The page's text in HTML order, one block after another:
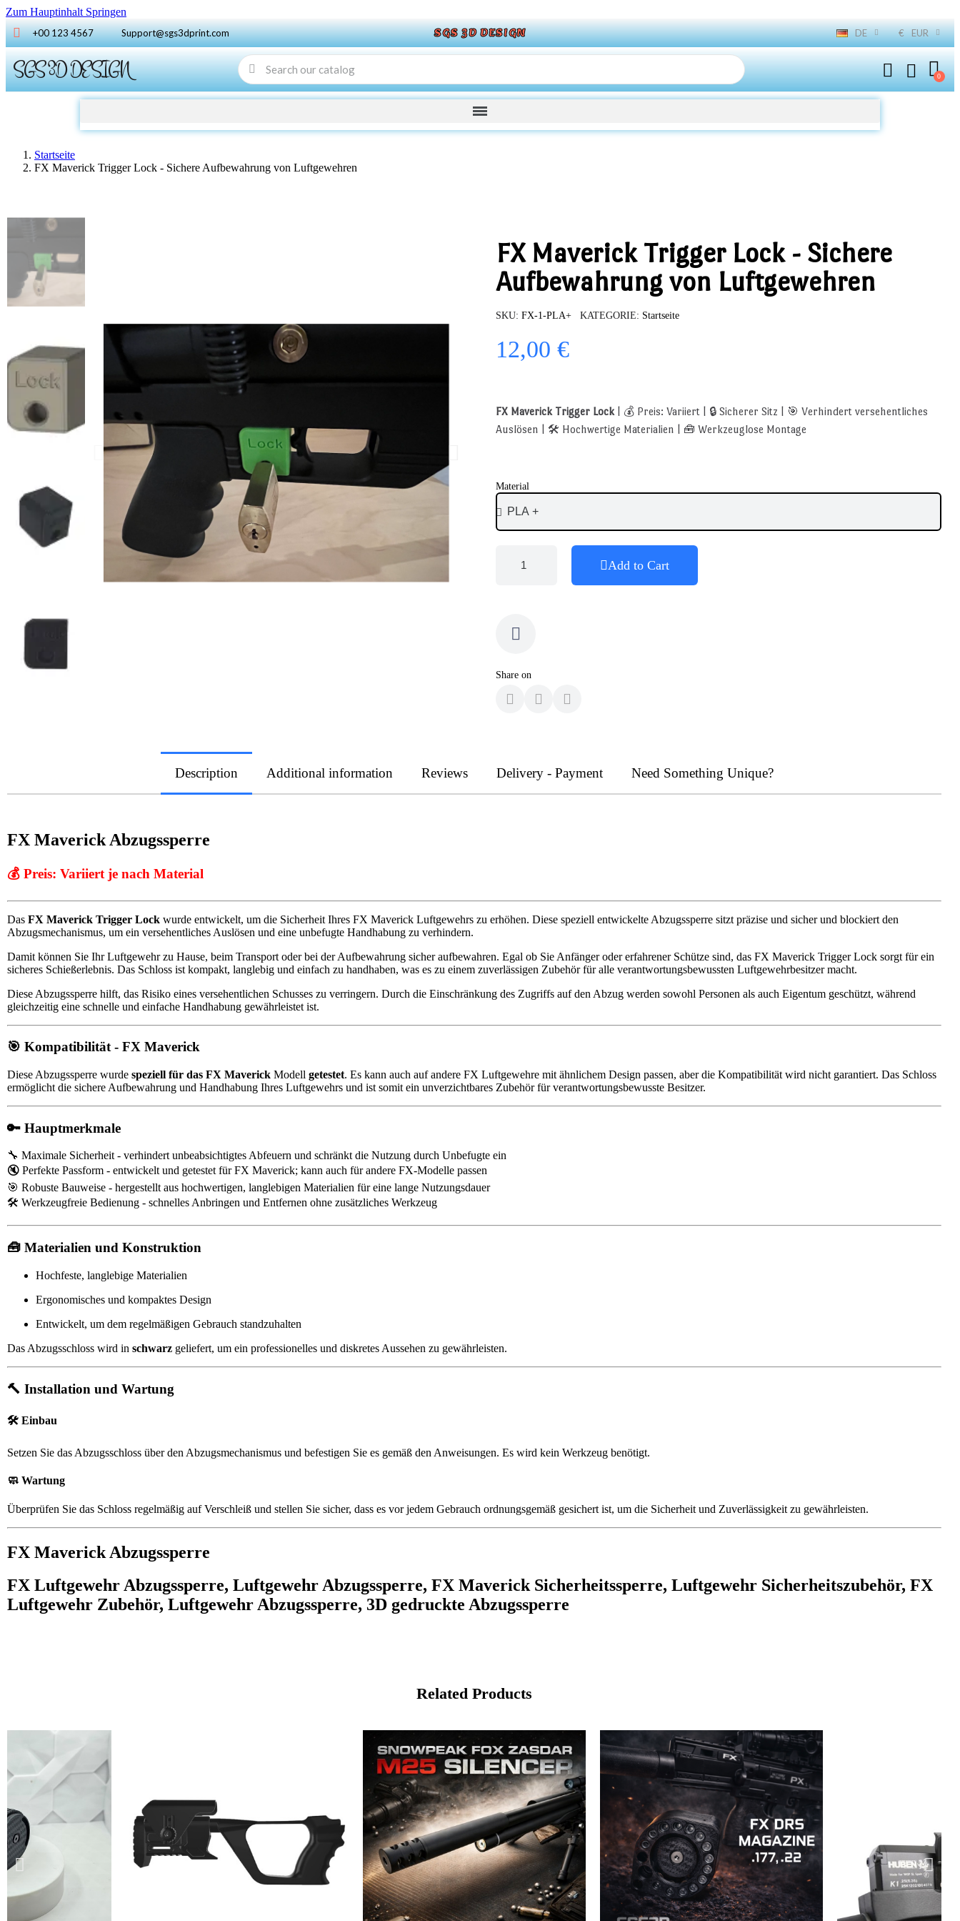
Zum Hauptinhalt Springen
+00 123 4567 Support@sgs3dprint.com SGS 3D DESIGN DE € EUR
SGS 3D DESIGN
Startseite
FX Maverick Trigger Lock - Sichere Aufbewahrung von Luftgewehren
FX Maverick Trigger Lock - Sichere
Aufbewahrung von Luftgewehren
SKU FX-1-PLA+ KATEGORIE Startseite
12,00 €
FX Maverick Trigger Lock | 💰 Preis: Variiert | 🔒 Sicherer Sitz | 🎯 Verhindert versehentliches
Auslösen | 🛠️ Hochwertige Materialien | 🧰 Werkzeuglose Montage
Material
Add to Cart
Share on
Description Additional information Reviews Delivery - Payment Need Something Unique?
FX Maverick Abzugssperre
💰 Preis: Variiert je nach Material
Das FX Maverick Trigger Lock wurde entwickelt, um die Sicherheit Ihres FX Maverick Luftgewehrs zu erhöhen. Diese speziell entwickelte Abzugssperre sitzt präzise und sicher und blockiert den
Abzugsmechanismus, um ein versehentliches Auslösen und eine unbefugte Handhabung zu verhindern.
Damit können Sie Ihr Luftgewehr zu Hause, beim Transport oder bei der Aufbewahrung sicher aufbewahren. Egal ob Sie Anfänger oder erfahrener Schütze sind, das FX Maverick Trigger Lock sorgt für ein
sicheres Schießerlebnis. Das Schloss ist kompakt, langlebig und einfach zu handhaben, was es zu einem zuverlässigen Zubehör für alle verantwortungsbewussten Luftgewehrbesitzer macht.
Diese Abzugssperre hilft, das Risiko eines versehentlichen Schusses zu verringern. Durch die Einschränkung des Zugriffs auf den Abzug werden sowohl Personen als auch Eigentum geschützt, während
gleichzeitig eine schnelle und einfache Handhabung gewährleistet ist.
🎯 Kompatibilität - FX Maverick
Diese Abzugssperre wurde speziell für das FX Maverick Modell getestet. Es kann auch auf andere FX Luftgewehre mit ähnlichem Design passen, aber die Kompatibilität wird nicht garantiert. Das Schloss
ermöglicht die sichere Aufbewahrung und Handhabung Ihres Luftgewehrs und ist somit ein unverzichtbares Zubehör für verantwortungsbewusste Besitzer.
🔑 Hauptmerkmale
🔧 Maximale Sicherheit - verhindert unbeabsichtigtes Abfeuern und schränkt die Nutzung durch Unbefugte ein
🔇 Perfekte Passform - entwickelt und getestet für FX Maverick; kann auch für andere FX-Modelle passen
🎯 Robuste Bauweise - hergestellt aus hochwertigen, langlebigen Materialien für eine lange Nutzungsdauer
🛠️ Werkzeugfreie Bedienung - schnelles Anbringen und Entfernen ohne zusätzliches Werkzeug
🧰 Materialien und Konstruktion
Hochfeste, langlebige Materialien
Ergonomisches und kompaktes Design
Entwickelt, um dem regelmäßigen Gebrauch standzuhalten
Das Abzugsschloss wird in schwarz geliefert, um ein professionelles und diskretes Aussehen zu gewährleisten.
🔨 Installation und Wartung
🛠️ Einbau
Setzen Sie das Abzugsschloss über den Abzugsmechanismus und befestigen Sie es gemäß den Anweisungen. Es wird kein Werkzeug benötigt.
🧼 Wartung
Überprüfen Sie das Schloss regelmäßig auf Verschleiß und stellen Sie sicher, dass es vor jedem Gebrauch ordnungsgemäß gesichert ist, um die Sicherheit und Zuverlässigkeit zu gewährleisten.
FX Maverick Abzugssperre
FX Luftgewehr Abzugssperre, Luftgewehr Abzugssperre, FX Maverick Sicherheitssperre, Luftgewehr Sicherheitszubehör, FX
Luftgewehr Zubehör, Luftgewehr Abzugssperre, 3D gedruckte Abzugssperre
Related Products